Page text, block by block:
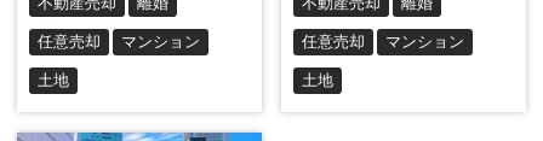
メリット②家の売却資金を新居の購入費用に充て
られる